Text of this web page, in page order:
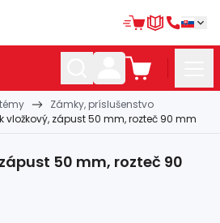
Zámky, príslušenstvo
vložkový, zápust 50 mm, rozteč 90 mm
50 mm, rozteč 90